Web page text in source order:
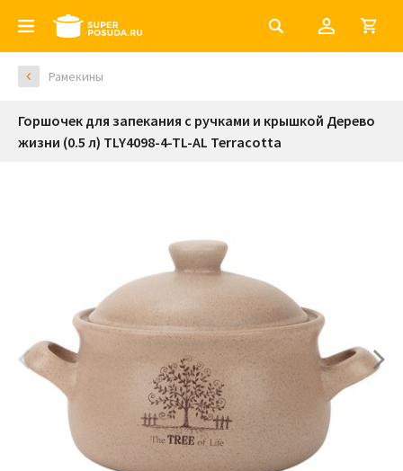
Рамекины
Горшочек для запекания с ручками и крышкой Дерево
жизни (0.5 л) TLY4098-4-TL-AL Terracotta